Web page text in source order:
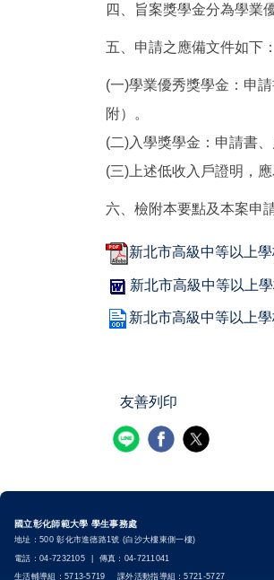
四、旨案獎學金分為學業
五、申請之應備文件如下：
(一)學業優秀獎學金：申
附）。
(二)入學獎學金：申請書
(三)上述低收入戶證明，
六、檢附本要點及本案申
新北市高級中等以上
新北市高級中等以上
新北市高級中等以上
友善列印
國立彰化師範大學 學生事務處
地址：500 彰化市進德路1號 (白沙大樓東側一樓)
電話：04-7232105 | 傳真：04-7211041
生活輔導組：5713-5719 課外活動指導組：5721-5727